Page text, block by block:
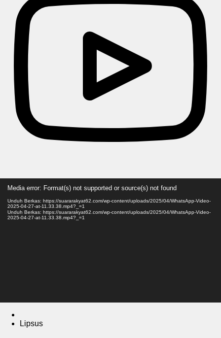
Video
Media error: Format(s) not supported or source(s) not found
Unduh Berkas: https://suararakyat62.com/wp-content/uploads/2025/04/WhatsApp-Video-
2025-04-27-at-11.33.38.mp4?_=1
Unduh Berkas: https://suararakyat62.com/wp-content/uploads/2025/04/WhatsApp-Video-
2025-04-27-at-11.33.38.mp4?_=1
Lipsus